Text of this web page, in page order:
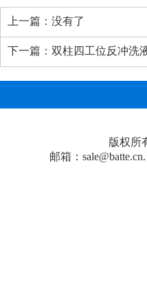
上一篇：没有了
下一篇： 双柱四工位反冲洗
版权所
邮箱：